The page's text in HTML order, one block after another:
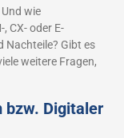
wie
CX- oder E-
Nachteile? Gibt es
weitere Fragen,
bzw. Digitaler